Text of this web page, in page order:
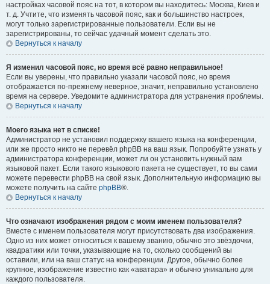
настройках часовой пояс на тот, в котором вы находитесь: Москва, Киев и
т. д. Учтите, что изменять часовой пояс, как и большинство настроек,
могут только зарегистрированные пользователи. Если вы не
зарегистрированы, то сейчас удачный момент сделать это.
Вернуться к началу
Я изменил часовой пояс, но время всё равно неправильное!
Если вы уверены, что правильно указали часовой пояс, но время
отображается по-прежнему неверное, значит, неправильно установлено
время на сервере. Уведомите администратора для устранения проблемы.
Вернуться к началу
Моего языка нет в списке!
Администратор не установил поддержку вашего языка на конференции,
или же просто никто не перевёл phpBB на ваш язык. Попробуйте узнать у
администратора конференции, может ли он установить нужный вам
языковой пакет. Если такого языкового пакета не существует, то вы сами
можете перевести phpBB на свой язык. Дополнительную информацию вы
можете получить на сайте phpBB®.
Вернуться к началу
Что означают изображения рядом с моим именем пользователя?
Вместе с именем пользователя могут присутствовать два изображения.
Одно из них может относиться к вашему званию, обычно это звёздочки,
квадратики или точки, указывающие на то, сколько сообщений вы
оставили, или на ваш статус на конференции. Другое, обычно более
крупное, изображение известно как «аватара» и обычно уникально для
каждого пользователя.